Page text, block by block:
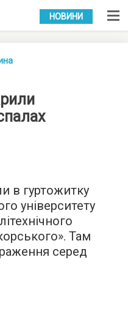
УКР РУС
НОВИНИ
в гуртожитку
університету
Там
серед